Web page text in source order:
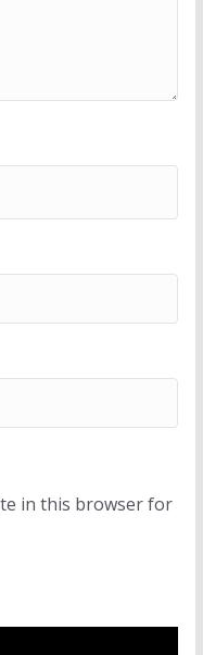
in this browser for